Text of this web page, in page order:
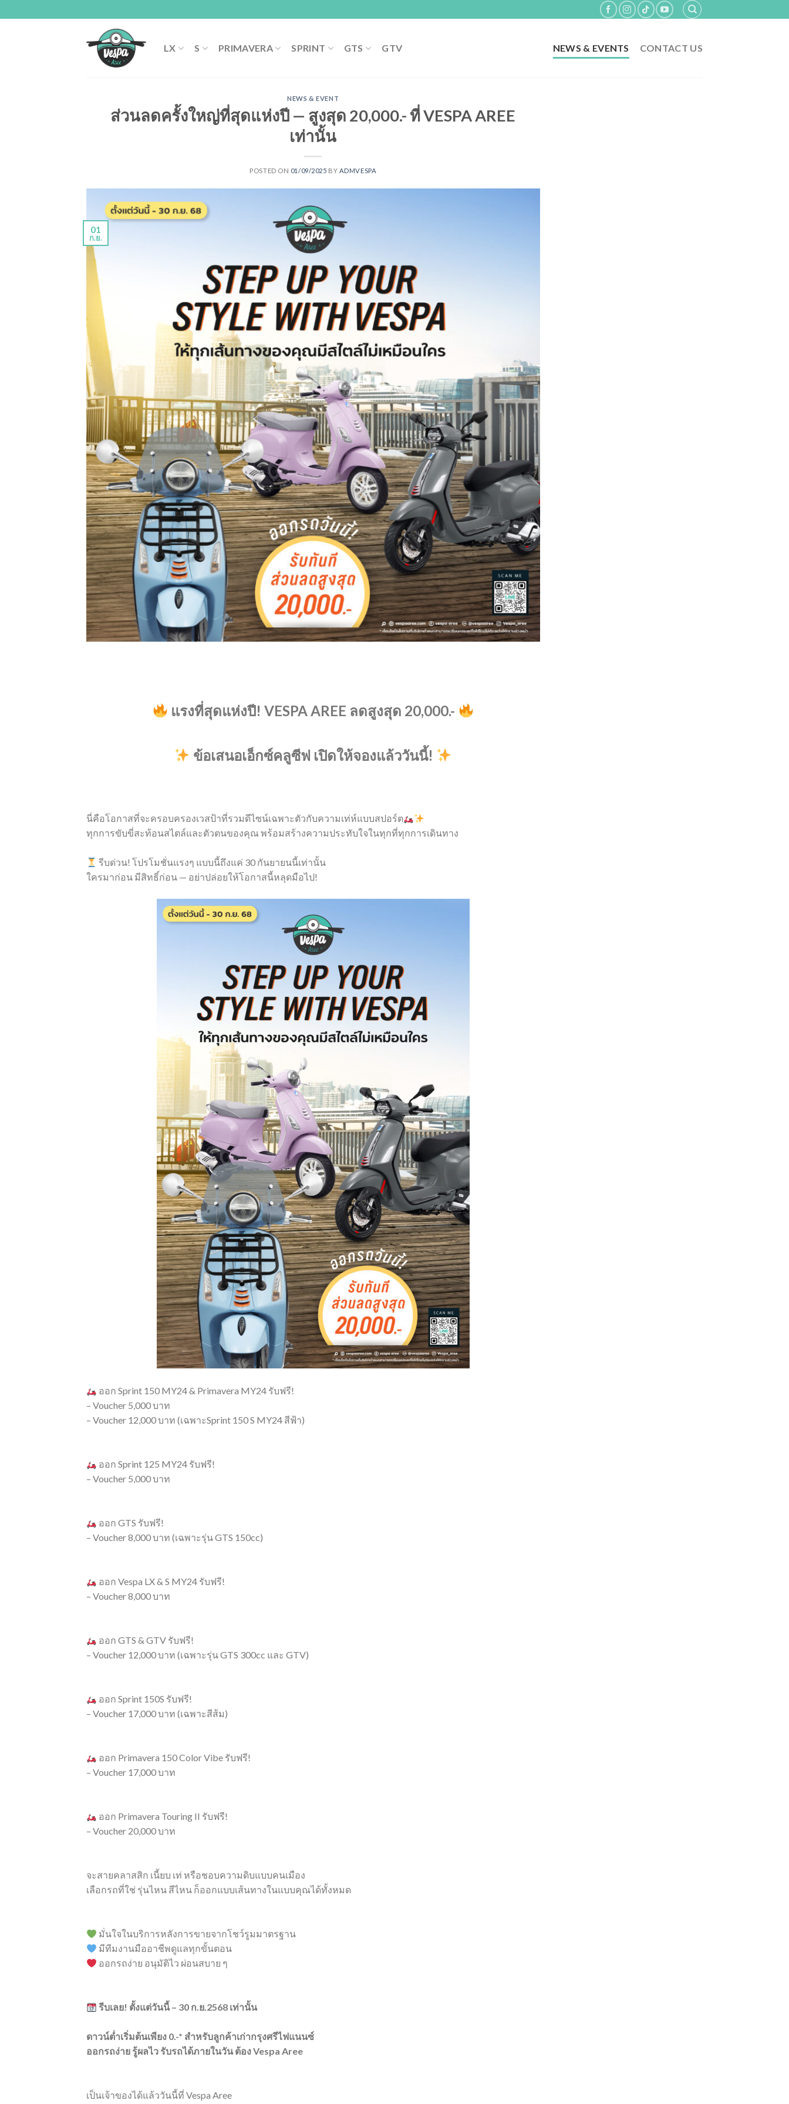
to
LX
S PRIMAVERA SPRINT GTS GTV NEWS & EVENTS CONTACT US
NEWS & EVENT
ส่วนลดครั้งใหญ่ที่สุดแห่งปี — สูงสุด 20,000.- ที่ VESPA AREE
เท่านั้น
POSTED ON 01/09/2025 BY ADMVESPA
01
ก.ย.
แรงที่สุดแห่งปี! VESPA AREE ลดสูงสุด 20,000.-
ข้อเสนอเอ็กซ์คลูซีฟ เปิดให้จองแล้ววันนี้!
นี่คือโอกาสที่จะครอบครองเวสป้าที่รวมดีไซน์เฉพาะตัวกับความเท่ห์แบบสปอร์ต
ทุกการขับขี่สะท้อนสไตล์และตัวตนของคุณ พร้อมสร้างความประทับใจในทุกที่ทุกการเดินทาง
รีบด่วน! โปรโมชั่นแรงๆ แบบนี้ถึงแค่ 30 กันยายนนี้เท่านั้น
ใครมาก่อน มีสิทธิ์ก่อน — อย่าปล่อยให้โอกาสนี้หลุดมือไป!
ออก Sprint 150 MY24 & Primavera MY24 รับฟรี!
– Voucher 5,000 บาท
– Voucher 12,000 บาท (เฉพาะSprint 150 S MY24 สีฟ้า)
ออก Sprint 125 MY24 รับฟรี!
– Voucher 5,000 บาท
ออก GTS รับฟรี!
– Voucher 8,000 บาท (เฉพาะรุ่น GTS 150cc)
ออก Vespa LX & S MY24 รับฟรี!
– Voucher 8,000 บาท
ออก GTS & GTV รับฟรี!
– Voucher 12,000 บาท (เฉพาะรุ่น GTS 300cc และ GTV)
ออก Sprint 150S รับฟรี!
– Voucher 17,000 บาท (เฉพาะสีส้ม)
ออก Primavera 150 Color Vibe รับฟรี!
– Voucher 17,000 บาท
ออก Primavera Touring II รับฟรี!
– Voucher 20,000 บาท
จะสายคลาสสิก เนี้ยบ เท่ หรือชอบความดิบแบบคนเมือง
เลือกรถที่ใช่ รุ่นไหน สีไหน ก็ออกแบบเส้นทางในแบบคุณได้ทั้งหมด
มั่นใจในบริการหลังการขายจากโชว์รูมมาตรฐาน
มีทีมงานมืออาชีพดูแลทุกขั้นตอน
ออกรถง่าย อนุมัติไว ผ่อนสบาย ๆ
รีบเลย! ตั้งแต่วันนี้ – 30 ก.ย.2568 เท่านั้น
ดาวน์ต่ำเริ่มต้นเพียง 0.-* สำหรับลูกค้าเก่ากรุงศรีไฟแนนซ์
ออกรถง่าย รู้ผลไว รับรถได้ภายในวัน ต้อง Vespa Aree
เป็นเจ้าของได้แล้ววันนี้ที่ Vespa Aree